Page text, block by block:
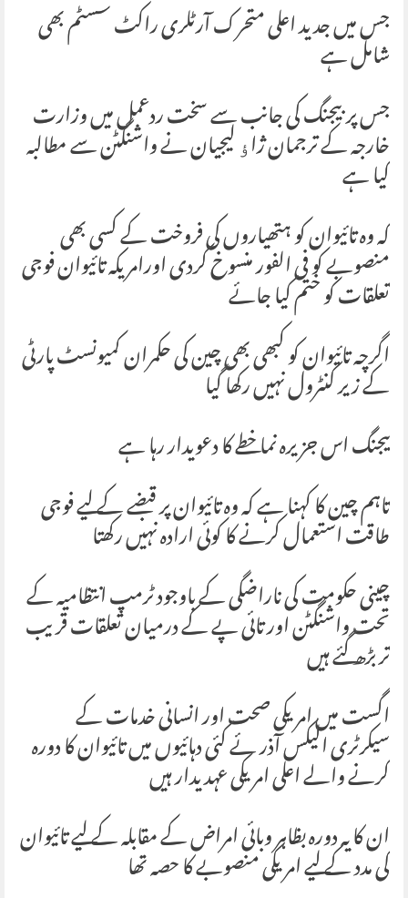
جس میں جدید اعلی متحرک آرٹلری راکٹ سسٹم بھی
شامل ہے
جس پربیجنگ کی جانب سے سخت ردعمل میں وزارت
خارجہ کے ترجمان ژاﺅ لیجیان نے واشنگٹن سے مطالبہ
کیا ہے
کہ وہ تائیوان کو ہتھیاروں کی فروخت کے کسی بھی
منصوبے کو فی الفور منسوخ کردی اورامریکہ تائیوان فوجی
تعلقات کو ختم کیا جائے
اگرچہ تائیوان کو کبھی بھی چین کی حکمران کمیونسٹ پارٹی
کے زیر کنٹرول نہیں رکھا گیا
بیجنگ اس جزیرہ نما خطے کا دعویدار رہا ہے
تاہم چین کا کہنا ہے کہ وہ تائیوان پر قبضے کے لیے فوجی
طاقت استعمال کرنے کا کوئی ارادہ نہیں رکھتا
چینی حکومت کی ناراضگی کے باوجود ٹرمپ انتظامیہ کے
تحت واشنگٹن اور تائی پے کے درمیان تعلقات قریب
تر بڑھ گئے ہیں
اگست میں امریکی صحت اور انسانی خدمات کے
سیکرٹری الیکس آذر ئے کئی دہائیوں میں تائیوان کا دورہ
کرنے والے اعلی امریکی عہدیدار ہیں
ان کا یہ دورہ بظاہر وبائی امراض کے مقابلہ کے لیے تائیوان
کی مدد کے لیے امریکی منصوبے کا حصہ تھا